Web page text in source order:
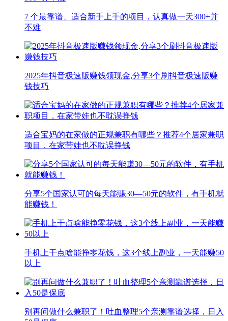
7 个最靠谱、适合新手上手的项目，认真做一天300+并
不难
2025年抖音极速版赚钱领现金,分享3个刷抖音极速版赚
钱技巧
适合宝妈的在家做的正规兼职有哪些？推荐4个居家兼职
项目，在家带娃也不耽误挣钱
分享5个国家认可的每天能赚30—50元的软件，有手机就
能赚钱！
手机上干点啥能挣零花钱，这3个线上副业，一天能赚50
以上
别再问做什么兼职了！吐血整理5个亲测靠谱选择，日入